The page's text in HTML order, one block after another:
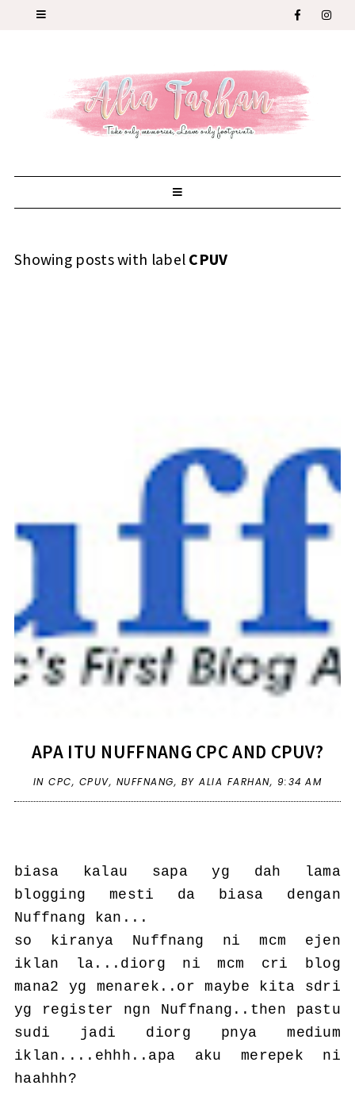
Showing posts with label CPUV
APA ITU NUFFNANG CPC AND CPUV?
INCPC, CPUV, NUFFNANG, BY ALIA FARHAN, 9:34 AM
biasa kalau sapa yg dah lama
blogging mesti da biasa dengan
Nuffnang kan...
so kiranya Nuffnang ni mcm ejen
iklan la...diorg ni mcm cri blog
mana2 yg menarek..or maybe kita sdri
yg register ngn Nuffnang..then pastu
sudi jadi diorg pnya medium
iklan....ehhh..apa aku merepek ni
haahhh?